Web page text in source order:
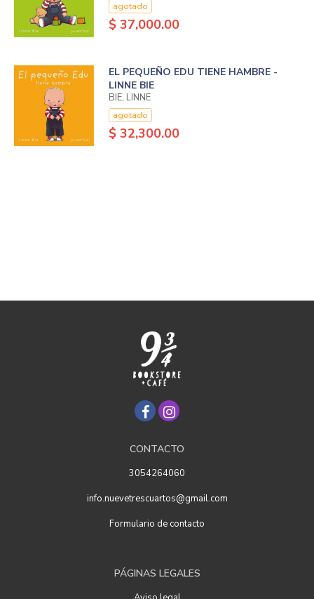
agotado
$ 37,000.00
EL PEQUEÑO EDU TIENE HAMBRE -
LINNE BIE
BIE, LINNE
agotado
$ 32,300.00
CONTACTO
3054264060
info.nuevetrescuartos@gmail.com
Formulario de contacto
PÁGINAS LEGALES